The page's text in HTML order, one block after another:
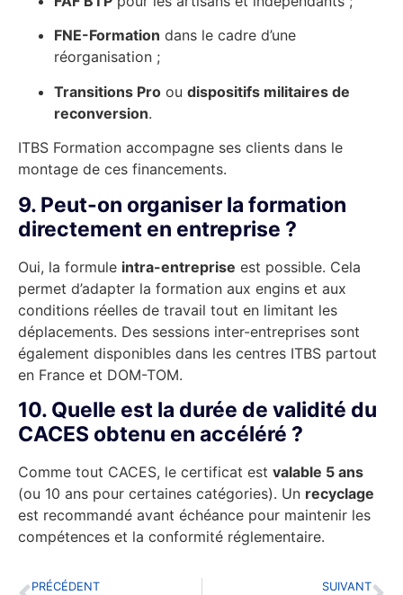
FNE-Formation dans le cadre d’une
réorganisation ;
Transitions Pro ou dispositifs militaires de
reconversion.
ITBS Formation accompagne ses clients dans le
montage de ces financements.
9. Peut-on organiser la formation
directement en entreprise ?
Oui, la formule intra-entreprise est possible. Cela
permet d’adapter la formation aux engins et aux
conditions réelles de travail tout en limitant les
déplacements. Des sessions inter-entreprises sont
également disponibles dans les centres ITBS partout
en France et DOM-TOM.
10. Quelle est la durée de validité du
CACES obtenu en accéléré ?
Comme tout CACES, le certificat est valable 5 ans
(ou 10 ans pour certaines catégories). Un recyclage
est recommandé avant échéance pour maintenir les
compétences et la conformité réglementaire.
PRÉCÉDENT SUIVANT